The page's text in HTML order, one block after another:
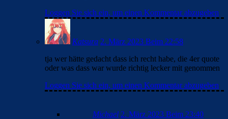
Loggen Sie sich ein, um einen Kommentar abzugeben
Katsura 2. März 2023 Beim 22:58
tja wer hätte gedacht dass ich recht habe, die 4er quote
oder was dass war wurde richtig lecker mit genommen
Loggen Sie sich ein, um einen Kommentar abzugeben
Michael 2. März 2023 Beim 23:40